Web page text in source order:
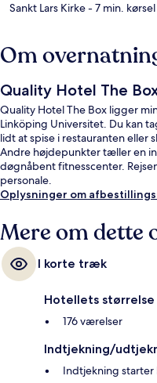
Sankt Lars Kirke- 7 min. kørsel
Om
Quality Hotel The
Quality Hotel The Box ligger
Linköping Universitet. Du kan
lidt at spise i restauranten eller
Andre højdepunkter tæller en
døgnåbent fitnesscenter.
personale.
Oplysninger om
Mere om dette
I korte træk
Hotellets størrelse
176 værelser
Indtjekning/
Indtjekning starter